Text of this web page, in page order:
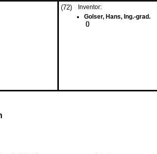
(72)
Inventor:
Golser, Hans, Ing.-grad.
()